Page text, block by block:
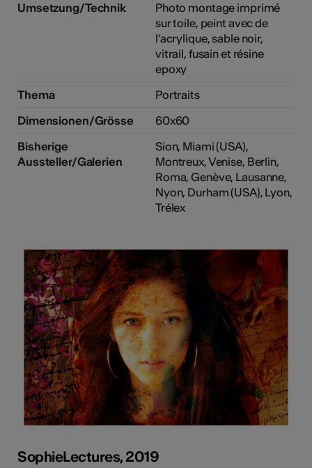
Umsetzung/Technik
Photo montage imprimé
sur toile, peint avec de
l’acrylique, sable noir,
vitrail, fusain et résine
epoxy
Thema
Portraits
Dimensionen/Grösse
60x60
Bisherige
Aussteller/Galerien
Sion, Miami (USA),
Montreux, Venise, Berlin,
Roma, Genève, Lausanne,
Nyon, Durham (USA), Lyon,
Trélex
SophieLectures, 2019